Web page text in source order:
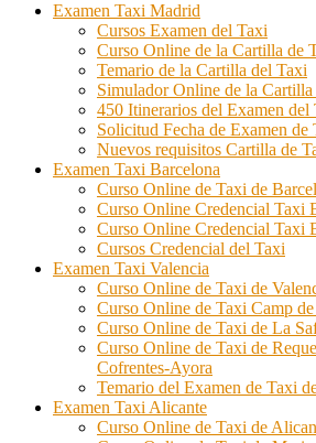
Examen Taxi Madrid
Cursos Examen del Taxi
Curso Online de la Cartilla de
Temario de la Cartilla del Taxi
Simulador Online de la
450 Itinerarios del Examen del
Solicitud Fecha de Examen de
Nuevos requisitos Cartilla de
Examen Taxi Barcelona
Curso Online de Taxi de
Curso Online Credencial Taxi
Curso Online Credencial Taxi
Cursos Credencial del Taxi
Examen Taxi Valencia
Curso Online de Taxi de
Curso Online de Taxi Camp
Curso Online de Taxi de La
Curso Online de Taxi de
Cofrentes-Ayora
Temario del Examen de Taxi
Examen Taxi Alicante
Curso Online de Taxi de